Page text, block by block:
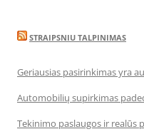
STRAIPSNIU TALPINIMAS
Geriausias pasirinkimas yra
Automobilių supirkimas
Tekinimo paslaugos ir realūs